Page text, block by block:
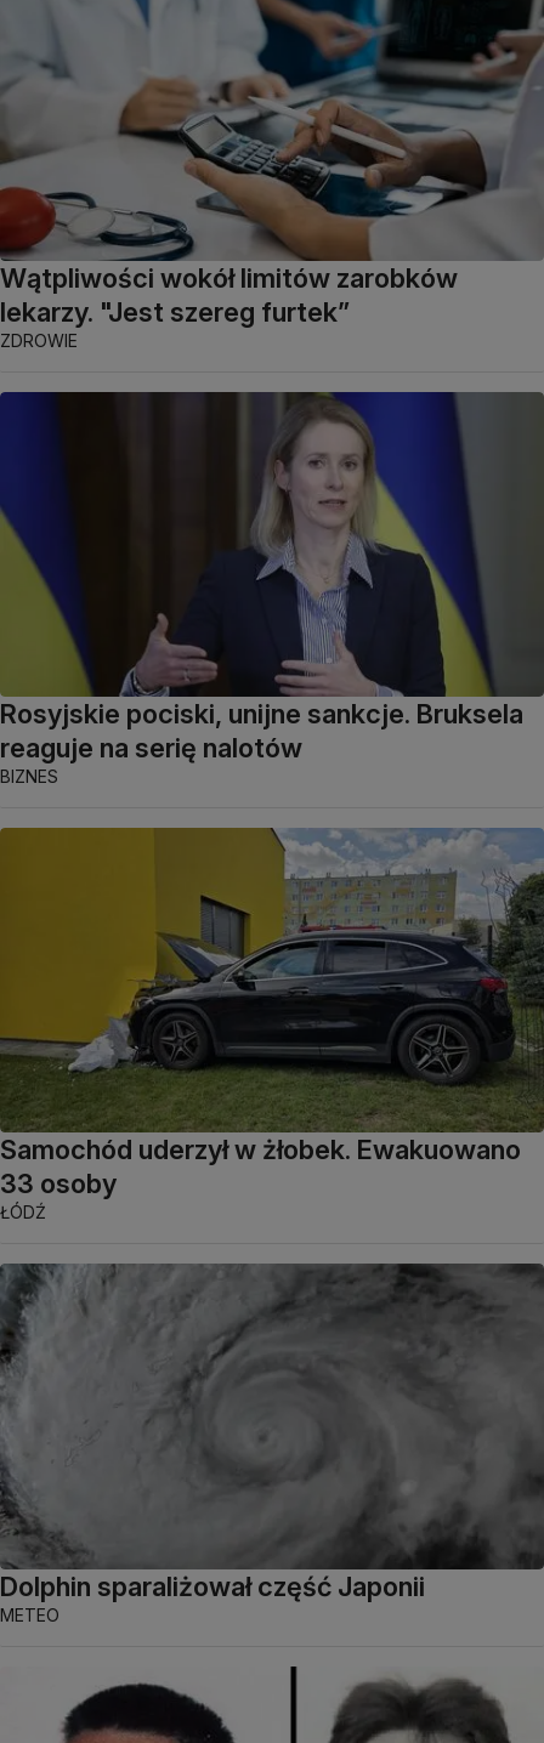
Wątpliwości wokół limitów zarobków
lekarzy. "Jest szereg furtek”
ZDROWIE
Rosyjskie pociski, unijne sankcje. Bruksela
reaguje na serię nalotów
BIZNES
Samochód uderzył w żłobek. Ewakuowano
33 osoby
ŁÓDŹ
Dolphin sparaliżował część Japonii
METEO